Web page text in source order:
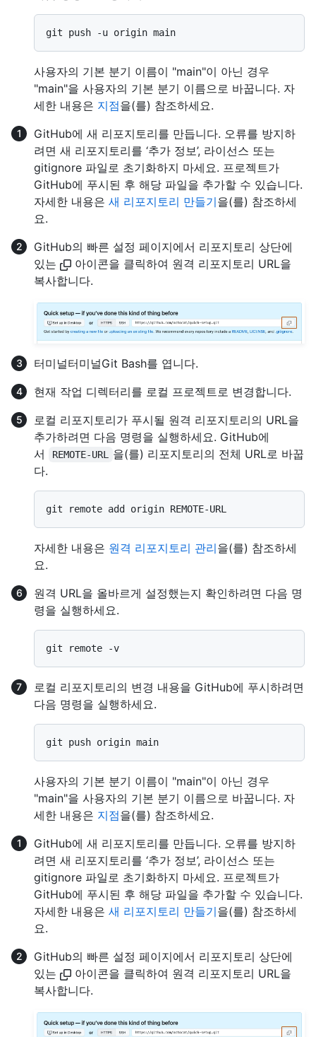
사용자의 기본 분기 이름이 "main"이 아닌 경우
"main"을 사용자의 기본 분기 이름으로 바꿉니다. 자
세한 내용은 지점을(를) 참조하세요.
GitHub에 새 리포지토리를 만듭니다. 오류를 방지하
려면 새 리포지토리를 ‘추가 정보’, 라이선스 또는
gitignore 파일로 초기화하지 마세요. 프로젝트가
GitHub에 푸시된 후 해당 파일을 추가할 수 있습니다.
자세한 내용은 새 리포지토리 만들기을(를) 참조하세
요.
GitHub의 빠른 설정 페이지에서 리포지토리 상단에
있는
아이콘을 클릭하여 원격 리포지토리 URL을
복사합니다.
터미널터미널Git Bash를 엽니다.
현재 작업 디렉터리를 로컬 프로젝트로 변경합니다.
로컬 리포지토리가 푸시될 원격 리포지토리의 URL을
추가하려면 다음 명령을 실행하세요. GitHub에
서
REMOTE-URL
을(를) 리포지토리의 전체 URL로 바꿉
다.
자세한 내용은 원격 리포지토리 관리을(를) 참조하세
요.
원격 URL을 올바르게 설정했는지 확인하려면 다음 명
령을 실행하세요.
로컬 리포지토리의 변경 내용을 GitHub에 푸시하려면
다음 명령을 실행하세요.
사용자의 기본 분기 이름이 "main"이 아닌 경우
"main"을 사용자의 기본 분기 이름으로 바꿉니다. 자
세한 내용은 지점을(를) 참조하세요.
GitHub에 새 리포지토리를 만듭니다. 오류를 방지하
려면 새 리포지토리를 ‘추가 정보’, 라이선스 또는
gitignore 파일로 초기화하지 마세요. 프로젝트가
GitHub에 푸시된 후 해당 파일을 추가할 수 있습니다.
자세한 내용은 새 리포지토리 만들기을(를) 참조하세
요.
GitHub의 빠른 설정 페이지에서 리포지토리 상단에
있는
아이콘을 클릭하여 원격 리포지토리 URL을
복사합니다.